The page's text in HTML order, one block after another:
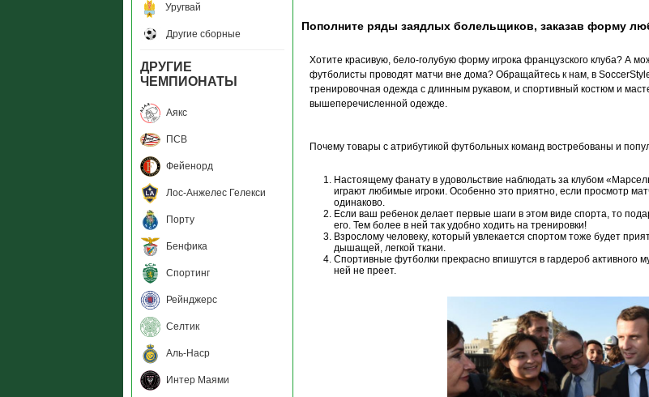
Уругвай
Другие сборные
ДРУГИЕ
ЧЕМПИОНАТЫ
Аякс
ПСВ
Фейенорд
Лос-Анжелес Гелекси
Порту
Бенфика
Спортинг
Рейнджерс
Селтик
Аль-Наср
Интер Маями
Пополните ряды заядлых болельщиков, заказав форму
Хотите красивую, бело-голубую форму игрока французского клуба? А
футболисты проводят матчи вне дома? Обращайтесь к нам, в
тренировочная одежда с длинным рукавом, и спортивный костюм и
вышеперечисленной одежде.
Почему товары с атрибутикой футбольных команд востребованы и
Настоящему фанату в удовольствие наблюдать за клубом
играют любимые игроки. Особенно это приятно, если просмотр
одинаково.
Если ваш ребенок делает первые шаги в этом виде спорта, то
его. Тем более в ней так удобно ходить на тренировки!
Взрослому человеку, который увлекается спортом тоже будет
дышащей, легкой ткани.
Спортивные футболки прекрасно впишутся в гардероб активного
ней не преет.